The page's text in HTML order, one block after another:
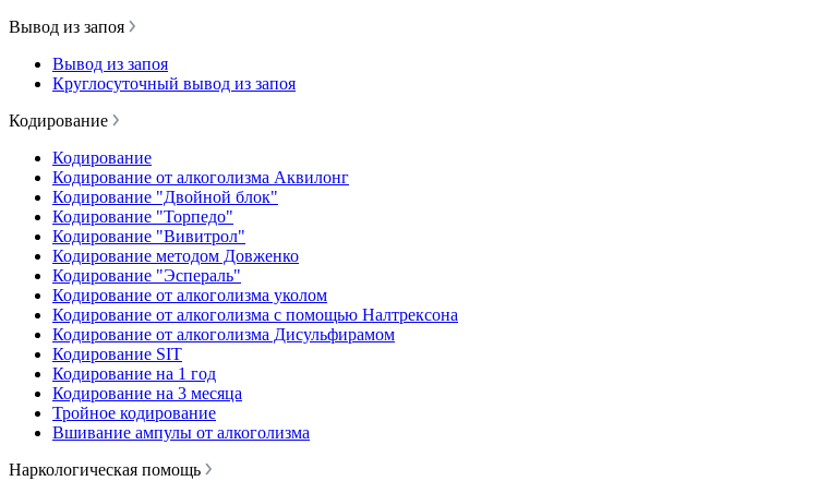
Вывод из запоя
Вывод из запоя
Круглосуточный вывод из запоя
Кодирование
Кодирование
Кодирование от алкоголизма Аквилонг
Кодирование "Двойной блок"
Кодирование "Торпедо"
Кодирование "Вивитрол"
Кодирование методом Довженко
Кодирование "Эспераль"
Кодирование от алкоголизма уколом
Кодирование от алкоголизма с помощью Налтрексона
Кодирование от алкоголизма Дисульфирамом
Кодирование SIT
Кодирование на 1 год
Кодирование на 3 месяца
Тройное кодирование
Вшивание ампулы от алкоголизма
Наркологическая помощь